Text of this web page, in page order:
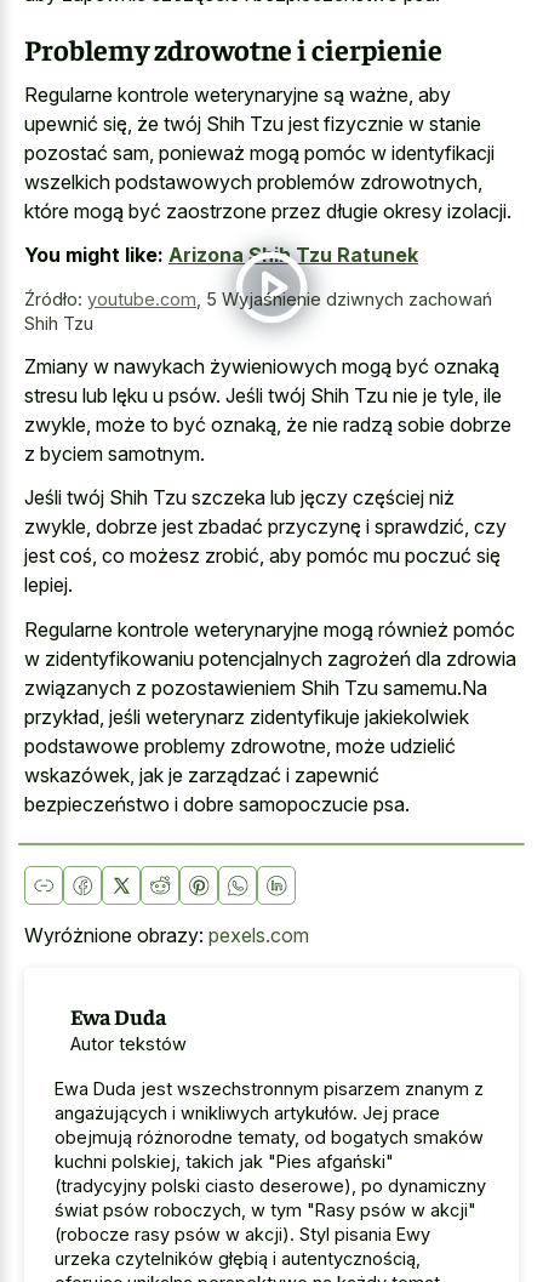
Problemy zdrowotne i cierpienie
Regularne kontrole weterynaryjne są ważne, aby
upewnić się, że twój Shih Tzu jest fizycznie w stanie
pozostać sam, ponieważ mogą pomóc w identyfikacji
wszelkich podstawowych problemów zdrowotnych,
które mogą być zaostrzone przez długie okresy izolacji.
You might like: Arizona Shih Tzu Ratunek
Źródło: youtube.com 5 Wyjaśnienie dziwnych zachowań
Shih Tzu
Zmiany w nawykach żywieniowych mogą być oznaką
stresu lub lęku u psów. Jeśli twój Shih Tzu nie je tyle, ile
zwykle, może to być oznaką, że nie radzą sobie dobrze
z byciem samotnym.
Jeśli twój Shih Tzu szczeka lub jęczy częściej niż
zwykle, dobrze jest zbadać przyczynę i sprawdzić, czy
jest coś, co możesz zrobić, aby pomóc mu poczuć się
lepiej.
Regularne kontrole weterynaryjne mogą również pomóc
w zidentyfikowaniu potencjalnych zagrożeń dla zdrowia
związanych z pozostawieniem Shih Tzu samemu.Na
przykład, jeśli weterynarz zidentyfikuje jakiekolwiek
podstawowe problemy zdrowotne, może udzielić
wskazówek, jak je zarządzać i zapewnić
bezpieczeństwo i dobre samopoczucie psa.
Wyróżnione obrazy: pexels.com
Ewa Duda
Autor tekstów
Ewa Duda jest wszechstronnym pisarzem znanym z
angażujących i wnikliwych artykułów. Jej prace
obejmują różnorodne tematy, od bogatych smaków
kuchni polskiej, takich jak "Pies afgański"
(tradycyjny polski ciasto deserowe), po dynamiczny
świat psów roboczych, w tym "Rasy psów w akcji"
(robocze rasy psów w akcji). Styl pisania Ewy
urzeka czytelników głębią i autentycznością,